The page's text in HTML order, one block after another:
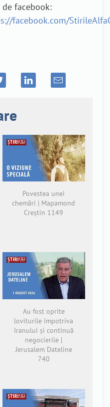
facebook:
facebook.com/
Povestea unei
chemări | Mapamond
Creștin 1149
Au fost oprite
loviturile împotriva
Iranului și continuă
negocierile |
Jerusalem Dateline
740